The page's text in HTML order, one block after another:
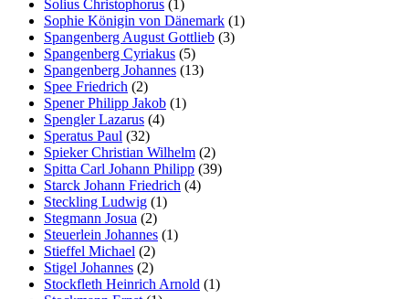
Solius Christophorus (1)
Sophie Königin von Dänemark (1)
Spangenberg August Gottlieb (3)
Spangenberg Cyriakus (5)
Spangenberg Johannes (13)
Spee Friedrich (2)
Spener Philipp Jakob (1)
Spengler Lazarus (4)
Speratus Paul (32)
Spieker Christian Wilhelm (2)
Spitta Carl Johann Philipp (39)
Starck Johann Friedrich (4)
Steckling Ludwig (1)
Stegmann Josua (2)
Steuerlein Johannes (1)
Stieffel Michael (2)
Stigel Johannes (2)
Stockfleth Heinrich Arnold (1)